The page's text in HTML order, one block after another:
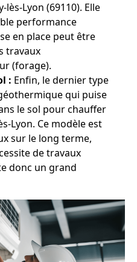
lès-Lyon (69110). Elle
performance
en place peut être
travaux
(forage).
: Enfin, le dernier type
qui puise
le sol pour chauffer
Lyon. Ce modèle est
sur le long terme,
de travaux
donc un grand